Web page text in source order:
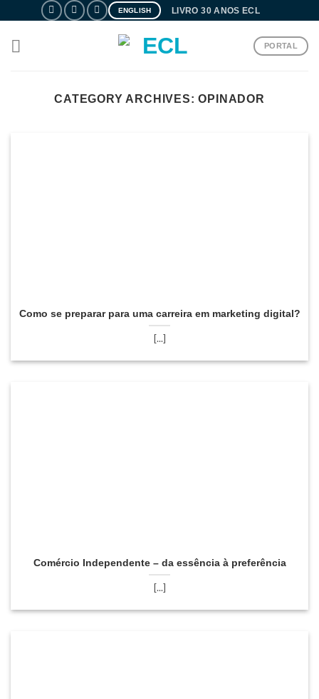
content
ENGLISH LIVRO 30 ANOS ECL
PORTAL
CATEGORY ARCHIVES:OPINADOR
Como se preparar para uma carreira em marketing digital?
[...]
Comércio Independente – da essência à preferência
[...]